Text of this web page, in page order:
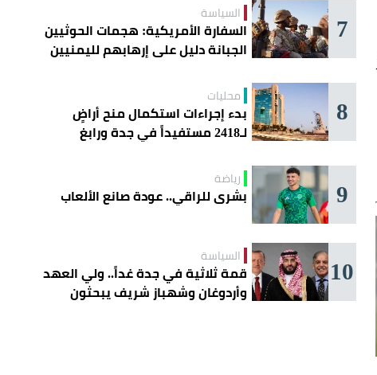
7 السياسة
السفارة الأمريكية: هجمات الحوثيين
الجبانة دليل على إرهابهم لليمنيين
8 محليات
بدء إجراءات استكمال منح أراضٍ
لـ2418 مستفيداً في جدة ورابغ
9 رياضة
بشرى للراقي.. عودة صانع الألعاب
10 السياسة
قمة ثلاثية في جدة غداً.. ولي العهد
وأردوغان وشهباز شريف يبحثون